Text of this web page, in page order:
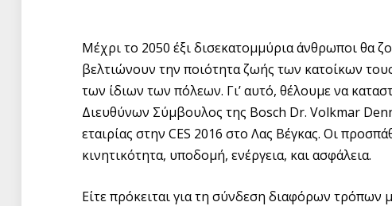
Μέχρι το 2050 έξι δισεκατομμύρια άνθρωποι θα
βελτιώνουν την ποιότητα ζωής των κατοίκων
των ίδιων των πόλεων. Γι’ αυτό, θέλουμε να
Διευθύνων Σύμβουλος της Bosch Dr. Volkmar
εταιρίας στην CES 2016 στο Λας Βέγκας. Οι
κινητικότητα, υποδομή, ενέργεια, και ασφάλεια.
Είτε πρόκειται για τη σύνδεση διαφόρων